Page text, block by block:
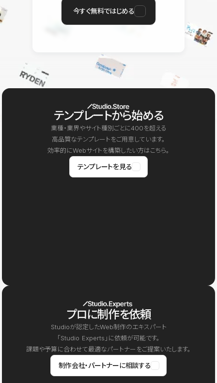
今すぐ無料ではじめる
テンプレートから始める
業種・業界やサイト種別ごとに400を超える
高品質なテンプレートをご用意しています。
効率的にWebサイトを構築したい方はこちら。
テンプレートを見る
プロに制作を依頼
Studioが認定したWeb制作のエキスパート
「Studio Experts」に依頼が可能です。
課題や予算に合わせて最適なパートナーをご提案いたします。
制作会社・パートナーに相談する